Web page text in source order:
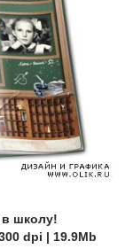
школу!
dpi | 19.9Mb